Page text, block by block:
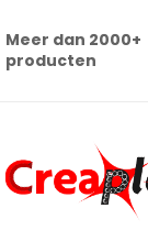
Meer dan 2000+
producten